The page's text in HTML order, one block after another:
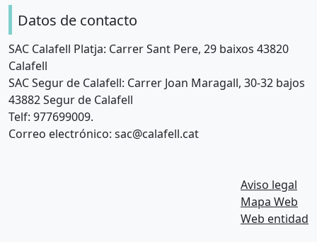
Datos de contacto
SAC Calafell Platja: Carrer Sant Pere, 29 baixos 43820
Calafell
SAC Segur de Calafell: Carrer Joan Maragall, 30-32 bajos
43882 Segur de Calafell
Telf: 977699009.
Correo electrónico: sac@calafell.cat
Aviso legal
Mapa Web
Web entidad